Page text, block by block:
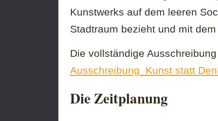
Kunstwerks auf dem leeren
Stadtraum bezieht und mit
Die vollständige
Ausschreibung_Kunst statt
Die Zeitplanung